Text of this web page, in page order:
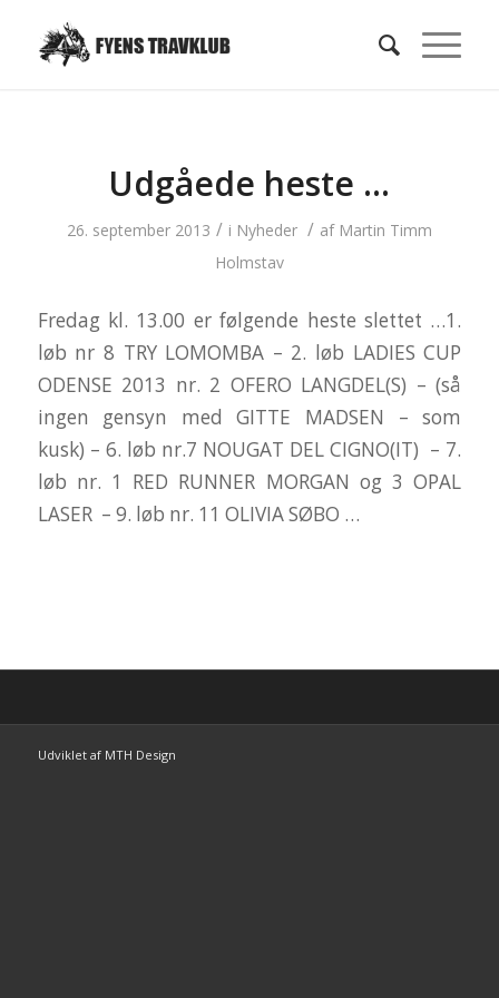
Udgåede heste …
26. september 2013 / i Nyheder / af Martin Timm
Holmstav
Fredag kl. 13.00 er følgende heste slettet …1.
løb nr 8 TRY LOMOMBA – 2. løb LADIES CUP
ODENSE 2013 nr. 2 OFERO LANGDEL(S) – (så
ingen gensyn med GITTE MADSEN – som
kusk) – 6. løb nr.7 NOUGAT DEL CIGNO(IT) – 7.
løb nr. 1 RED RUNNER MORGAN og 3 OPAL
LASER – 9. løb nr. 11 OLIVIA SØBO …
Udviklet af MTH Design